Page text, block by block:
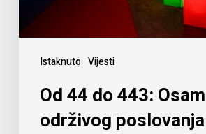
Istaknuto Vijesti
Od 44 do 443:
održivog